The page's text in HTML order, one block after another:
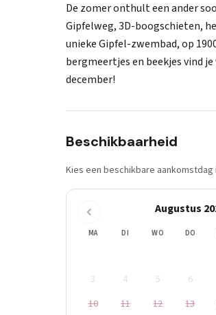
De zomer onthult een ander
Gipfelweg, 3D-boogschieten,
unieke Gipfel-zwembad, op
bergmeertjes en beekjes vind
december!
Beschikbaarheid
Kies een beschikbare
Augustus
MA DI WO DO
3
4 5 6
10
11 12 13